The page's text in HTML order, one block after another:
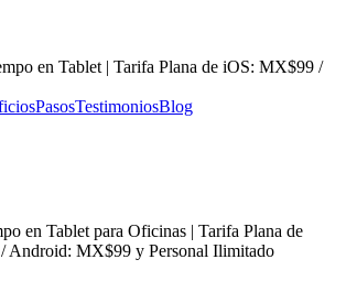
en Tablet | Tarifa Plana de iOS: MX$99 /
PasosTestimoniosBlog
en Tablet para Oficinas | Tarifa Plana de
Android: MX$99 y Personal Ilimitado